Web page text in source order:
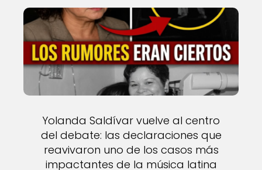
Yolanda Saldívar vuelve al centro
del debate: las declaraciones que
reavivaron uno de los casos más
impactantes de la música latina